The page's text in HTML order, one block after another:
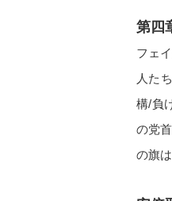
第四
フェ
人た
構/負
の党
の旗